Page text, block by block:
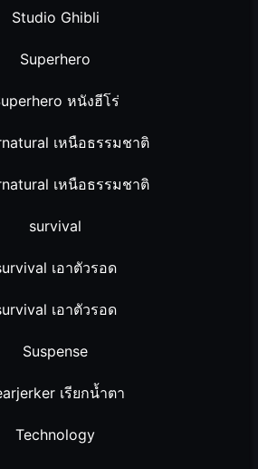
Studio Ghibli
Superhero
หนังฮีโร่
เหนือธรรมชาติ
เหนือธรรมชาติ
survival
เอาตัวรอด
เอาตัวรอด
Suspense
เรียกน้ำตา
Technology